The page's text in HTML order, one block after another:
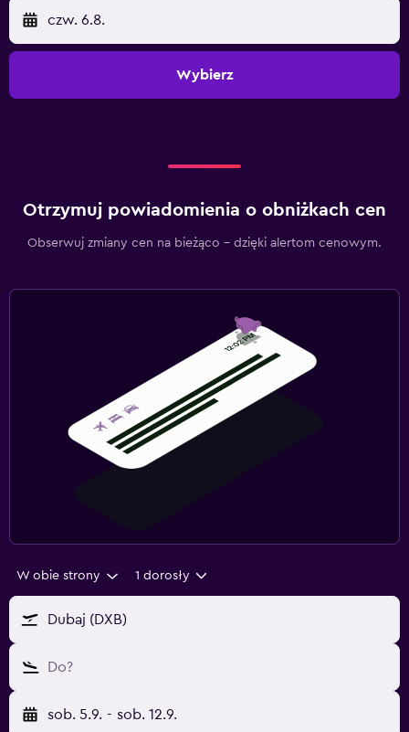
czw. 6.8.
Wybierz
Otrzymuj powiadomienia o obniżkach cen
Obserwuj zmiany cen na bieżąco – dzięki alertom cenowym.
W obie strony 1 dorosły
Dubaj (DXB)
Do?
sob. 5.9. - sob. 12.9.